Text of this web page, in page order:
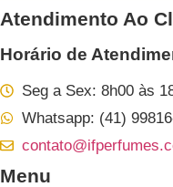
Atendimento Ao
Horário de
Seg a Sex: 8h00 às
Whatsapp: (41)
Menu